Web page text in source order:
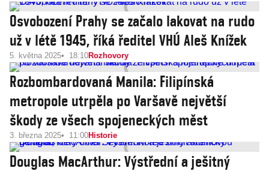
Osvobození Prahy se začalo lakovat na rudo
už v létě 1945, říká ředitel VHÚ Aleš Knížek
5. května 2025 18:10Rozhovory
Rozbombardovaná Manila: Filipínská
metropole utrpěla po Varšavě největší
škody ze všech spojeneckých měst
3. března 2025 11:00Historie
Douglas MacArthur: Výstřední a ješitný